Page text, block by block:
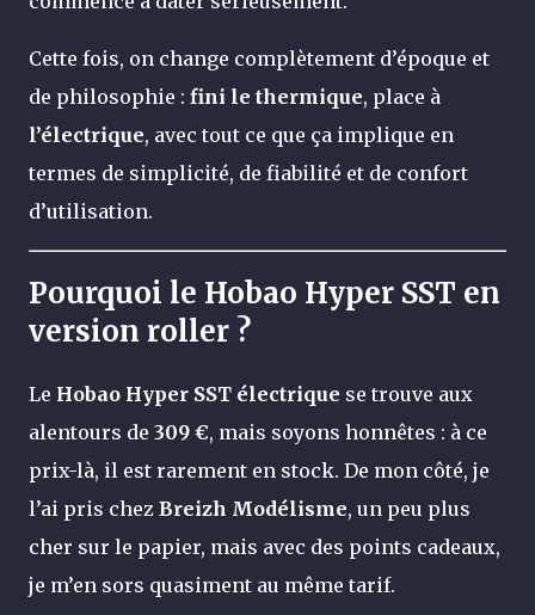
Cette fois, on change complètement d’époque et
de philosophie : fini le thermique, place à
l’électrique, avec tout ce que ça implique en
termes de simplicité, de fiabilité et de confort
d’utilisation.
Pourquoi le Hobao Hyper SST en
version roller ?
Le Hobao Hyper SST électrique se trouve aux
alentours de 309 €, mais soyons honnêtes : à ce
prix-là, il est rarement en stock. De mon côté, je
l’ai pris chez Breizh Modélisme, un peu plus
cher sur le papier, mais avec des points cadeaux,
je m’en sors quasiment au même tarif.